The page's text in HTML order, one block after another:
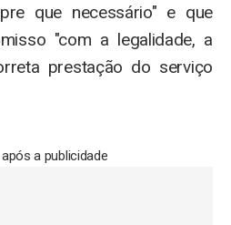
que necessário" e que
"com a legalidade, a
prestação do serviço
a publicidade